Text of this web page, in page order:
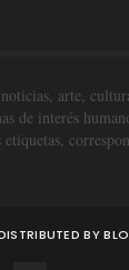
arte,
de interés
BY